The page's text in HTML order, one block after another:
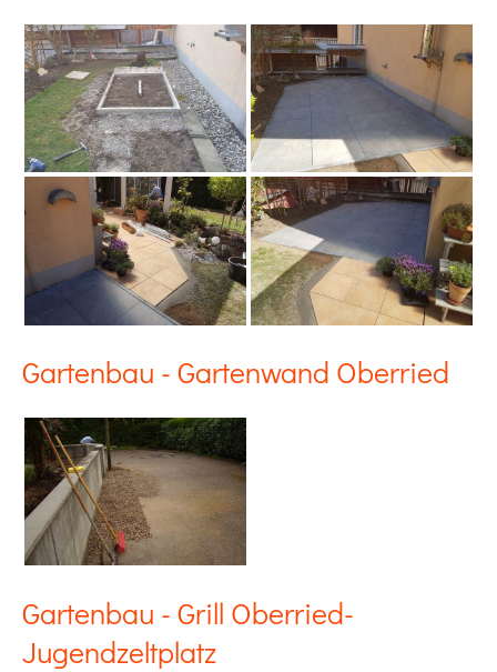
Gartenbau - Gartenwand Oberried
Gartenbau - Grill Oberried-
Jugendzeltplatz